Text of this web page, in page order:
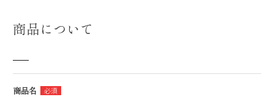
商品について
商品名